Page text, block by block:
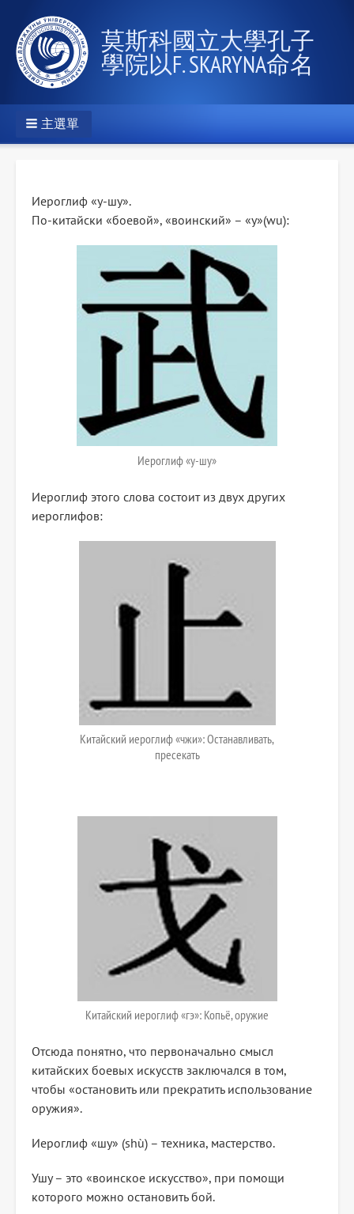
莫斯科國立大學孔子
學院以F. SKARYNA命名
主選單
Иероглиф «у-шу».
По-китайски «боевой», «воинский» – «у»(wu):
Иероглиф «у-шу»
Иероглиф этого слова состоит из двух других
иероглифов:
Китайский иероглиф «чжи»: Останавливать,
пресекать
Китайский иероглиф «гэ»: Копьё, оружие
Отсюда понятно, что первоначально смысл
китайских боевых искусств заключался в том,
чтобы «остановить или прекратить использование
оружия».
Иероглиф «шу» (shù) – техника, мастерство.
Ушу – это «воинское искусство», при помощи
которого можно остановить бой.